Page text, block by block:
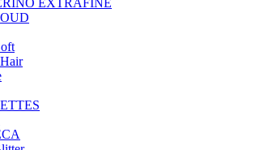
EXTRAFINE